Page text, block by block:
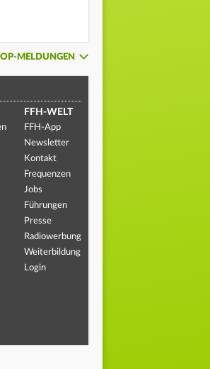
MELDUNGEN
FFH-WELT
FFH-App
Newsletter
Kontakt
Frequenzen
Jobs
Führungen
Presse
Radiowerbung
Weiterbildung
Login